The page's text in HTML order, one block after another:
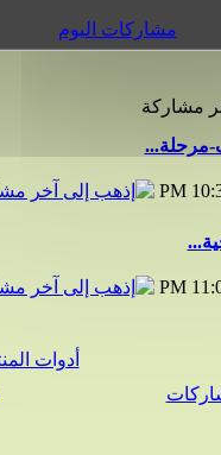
مشاركات اليوم
مشاركة
مرحلة...
10:36
11:06
أدوات